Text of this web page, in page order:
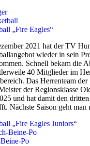
„Fire Eagles“
2021 hat der TV
wieder in sein
Schnell bekam die
40 Mitglieder im
Das Herrenteam
der Regionsklasse
und hat damit den
Nächste Saison geht
„Fire Eagles Juniors“
Po